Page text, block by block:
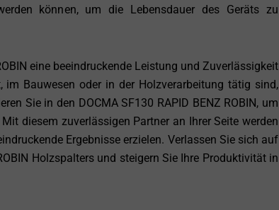
können, um die Lebensdauer des Geräts zu
eine beeindruckende Leistung und Zuverlässigkeit
Bauwesen oder in der Holzverarbeitung tätig sind,
Sie in den DOCMA SF130 RAPID BENZ ROBIN, um
diesem zuverlässigen Partner an Ihrer Seite werden
Ergebnisse erzielen. Verlassen Sie sich auf
Holzspalters und steigern Sie Ihre Produktivität in